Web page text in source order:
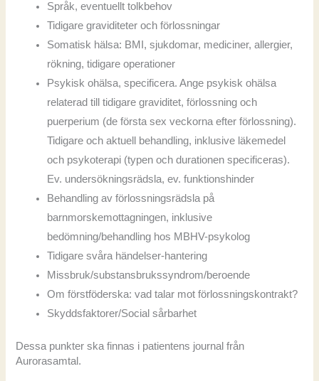
Språk, eventuellt tolkbehov
Tidigare graviditeter och förlossningar
Somatisk hälsa: BMI, sjukdomar, mediciner, allergier,
rökning, tidigare operationer
Psykisk ohälsa, specificera. Ange psykisk ohälsa
relaterad till tidigare graviditet, förlossning och
puerperium (de första sex veckorna efter förlossning).
Tidigare och aktuell behandling, inklusive läkemedel
och psykoterapi (typen och durationen specificeras).
Ev. undersökningsrädsla, ev. funktionshinder
Behandling av förlossningsrädsla på
barnmorskemottagningen, inklusive
bedömning/behandling hos MBHV-psykolog
Tidigare svåra händelser-hantering
Missbruk/substansbrukssyndrom/beroende
Om förstföderska: vad talar mot förlossningskontrakt?
Skyddsfaktorer/Social sårbarhet
Dessa punkter ska finnas i patientens journal från
Aurorasamtal.